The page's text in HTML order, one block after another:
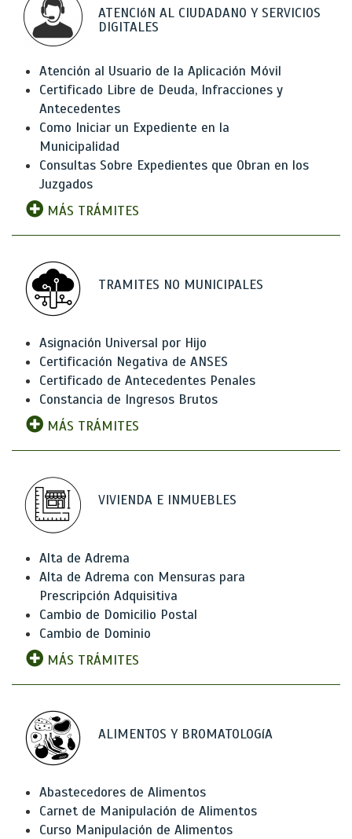
ATENCIóN AL CIUDADANO Y SERVICIOS
DIGITALES
Atención al Usuario de la Aplicación Móvil
Certificado Libre de Deuda, Infracciones y
Antecedentes
Como Iniciar un Expediente en la
Municipalidad
Consultas Sobre Expedientes que Obran en los
Juzgados
MÁS TRÁMITES
TRAMITES NO MUNICIPALES
Asignación Universal por Hijo
Certificación Negativa de ANSES
Certificado de Antecedentes Penales
Constancia de Ingresos Brutos
MÁS TRÁMITES
VIVIENDA E INMUEBLES
Alta de Adrema
Alta de Adrema con Mensuras para
Prescripción Adquisitiva
Cambio de Domicilio Postal
Cambio de Dominio
MÁS TRÁMITES
ALIMENTOS Y BROMATOLOGíA
Abastecedores de Alimentos
Carnet de Manipulación de Alimentos
Curso Manipulación de Alimentos